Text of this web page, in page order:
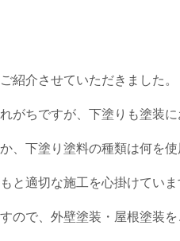
紹介させていただきました。
がちですが、下塗りも塗装に
、下塗り塗料の種類は何を
と適切な施工を心掛けていま
ので、外壁塗装・屋根塗装